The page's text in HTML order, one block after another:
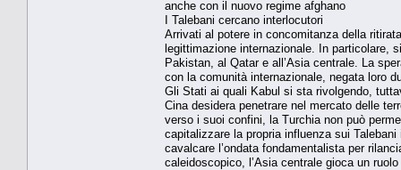
anche con il nuovo regime afghano
I Talebani cercano interlocutori
Arrivati al potere in concomitanza della
legittimazione internazionale. In particolare,
Pakistan, al Qatar e all’Asia centrale. La
con la comunità internazionale, negata loro
Gli Stati ai quali Kabul si sta rivolgendo,
Cina desidera penetrare nel mercato delle
verso i suoi confini, la Turchia non può
capitalizzare la propria influenza sui
cavalcare l’ondata fondamentalista per
caleidoscopico, l’Asia centrale gioca un